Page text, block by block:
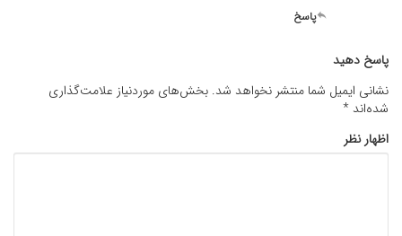
پاسخ
پاسخ دهید
نشانی ایمیل شما منتشر نخواهد شد. بخش‌های موردنیاز علامت‌گذاری
شده‌اند *
اظهار نظر